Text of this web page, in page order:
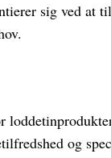
sig ved at
og